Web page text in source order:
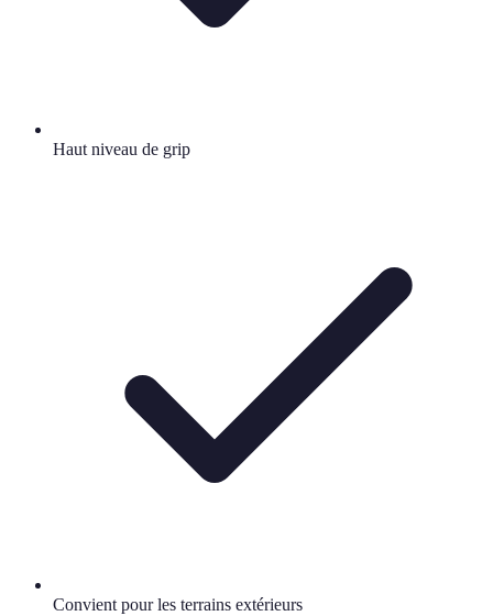
Haut niveau de grip
Convient pour les terrains extérieurs